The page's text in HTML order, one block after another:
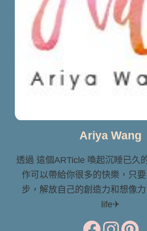
Ariya Wang
透過 這個ARTicle 喚起沉睡已久
作可以帶給你很多的快樂，只
步，解放自己的創造力和想像力
life✈